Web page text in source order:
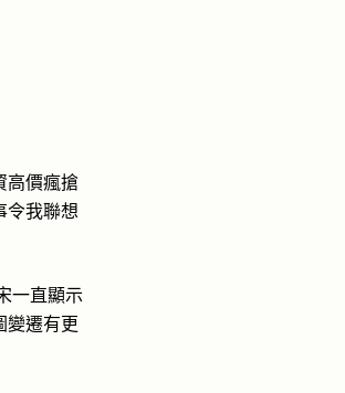
高價瘋搶
令我聯想
一直顯示
變遷有更